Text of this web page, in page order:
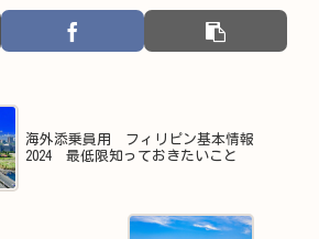
海外添乗員用 フィリピン基本情報
2024 最低限知っておきたいこと